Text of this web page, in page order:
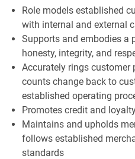
Role models established
with internal and external
Supports and embodies a
honesty, integrity, and
Accurately rings customer
counts change back to
established operating
Promotes credit and
Maintains and upholds
follows established
standards